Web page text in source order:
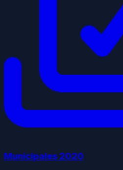
Municipales 2020